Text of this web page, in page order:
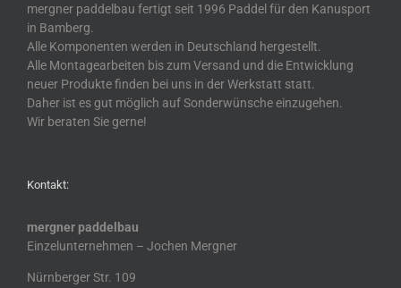
mergner paddelbau fertigt seit 1996 Paddel für den Kanusport
in Bamberg.
Alle Komponenten werden in Deutschland hergestellt.
Alle Montagearbeiten bis zum Versand und die Entwicklung
neuer Produkte finden bei uns in der Werkstatt statt.
Daher ist es gut möglich auf Sonderwünsche einzugehen.
Wir beraten Sie gerne!
Kontakt:
mergner paddelbau
Einzelunternehmen – Jochen Mergner
Nürnberger Str. 109